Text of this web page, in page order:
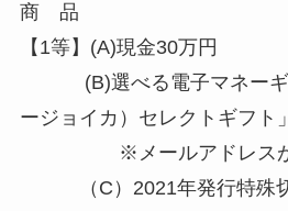
商 品
【1等】(A)現金30万円
(B)選べる電子マネーギ
ージョイカ）セレクトギフト
※メールアドレスが必
（C）2021年発行特殊切